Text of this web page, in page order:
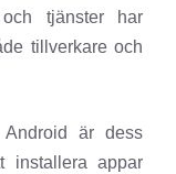
tjänster har
tillverkare och
är dess
installera appar